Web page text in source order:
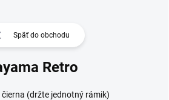
Späť do obchodu
Retro
čierna (držte jednotný rámik)